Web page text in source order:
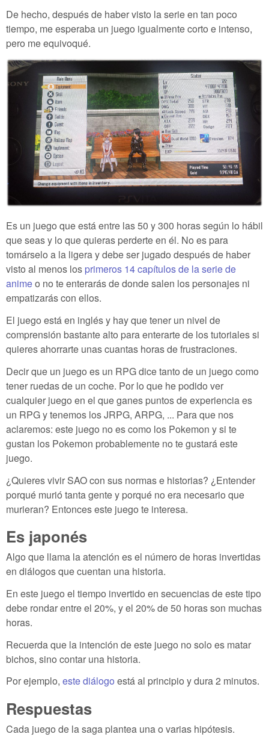
De hecho, después de haber visto la serie en tan poco
tiempo, me esperaba un juego igualmente corto e intenso,
pero me equivoqué.
Es un juego que está entre las 50 y 300 horas según lo hábil
que seas y lo que quieras perderte en él. No es para
tomárselo a la ligera y debe ser jugado después de haber
visto al menos los primeros 14 capítulos de la serie de
animeo no te enterarás de donde salen los personajes ni
empatizarás con ellos.
El juego está en inglés y hay que tener un nivel de
comprensión bastante alto para enterarte de los tutoriales si
quieres ahorrarte unas cuantas horas de frustraciones.
Decir que un juego es un RPG dice tanto de un juego como
tener ruedas de un coche. Por lo que he podido ver
cualquier juego en el que ganes puntos de experiencia es
un RPG y tenemos los JRPG, ARPG, ... Para que nos
aclaremos: este juego no es como los Pokemon y si te
gustan los Pokemon probablemente no te gustará este
juego.
¿Quieres vivir SAO con sus normas e historias? ¿Entender
porqué murió tanta gente y porqué no era necesario que
murieran? Entonces este juego te interesa.
Es japonés
Algo que llama la atención es el número de horas invertidas
en diálogos que cuentan una historia.
En este juego el tiempo invertido en secuencias de este tipo
debe rondar entre el 20%, y el 20% de 50 horas son muchas
horas.
Recuerda que la intención de este juego no solo es matar
bichos, sino contar una historia.
Por ejemplo, este diálogo está al principio y dura 2 minutos.
Respuestas
Cada juego de la saga plantea una o varias hipótesis.